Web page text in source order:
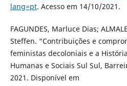
lang=pt. Acesso em 14/10/2021.
FAGUNDES, Marluce Dias;
Steffen. “Contribuições e
feministas decoloniais e a
Humanas e Sociais Sul Sul,
2021. Disponível em